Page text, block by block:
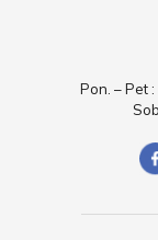
Pon. – Pet